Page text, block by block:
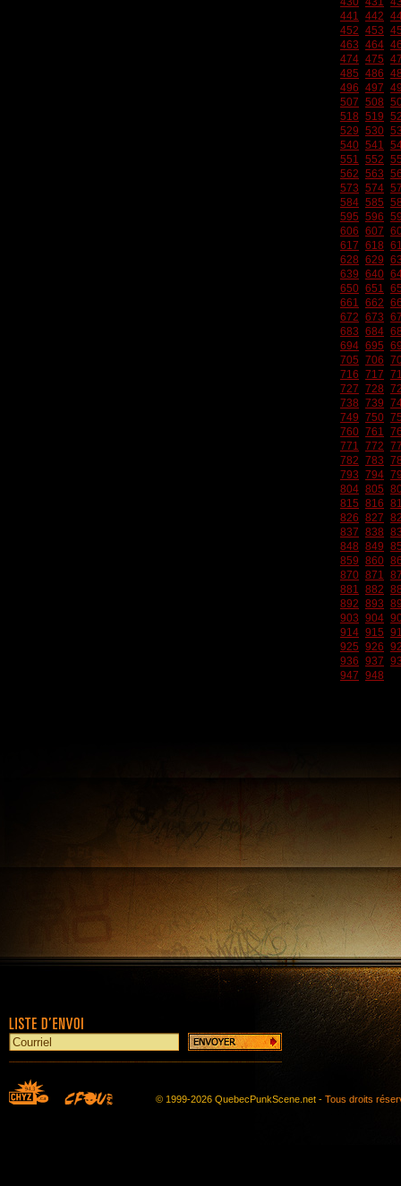
441 442
452 453
463 464
474 475
485 486
496 497
507 508
518 519
529 530
540 541
551 552
562 563
573 574
584 585
595 596
606 607
617 618
628 629
639 640
650 651
661 662
672 673
683 684
694 695
705 706
716 717
727 728
738 739
749 750
760 761
771 772
782 783
793 794
804 805
815 816
826 827
837 838
848 849
859 860
870 871
881 882
892 893
903 904
914 915
925 926
936 937
947 948
© 1999-2026 QuebecPunkScene.net - Tous droits